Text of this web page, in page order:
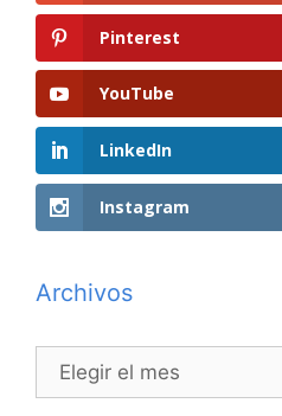
Pinterest
YouTube
LinkedIn
Instagram
Archivos
Archivos